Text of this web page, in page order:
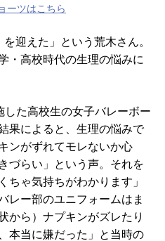
ーツはこちら
迎えた」という荒木さん。
・高校時代の生理の悩みに
た高校生の女子バレーボー
果によると、生理の悩みで
ンがずれてモレないか心
づらい」という声。それを
ちゃ気持ちがわかります」
レー部のユニフォームはま
から）ナプキンがズレたり
本当に嫌だった」と当時の